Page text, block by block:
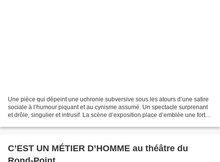
Une pièce qui dépeint une uchronie subversive sous les atours d’une satire
sociale à l’humour piquant et au cynisme assumé. Un spectacle surprenant
et drôle, singulier et intrusif. La scène d’exposition place d’emblée une forte
C’EST UN MÉTIER D’HOMME au théâtre du